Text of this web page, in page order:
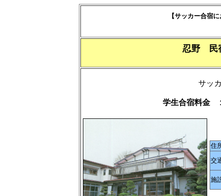
【サッカー合宿
忍野 民
サッ
学生合宿料金
住
交
施